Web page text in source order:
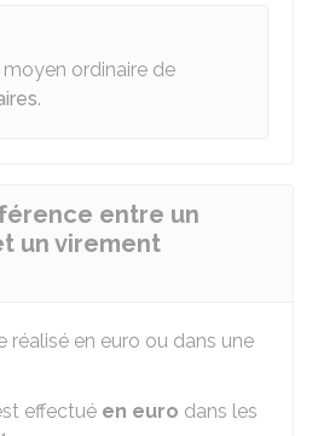
ordinaire de
.
entre un
un virement
réalisé en euro ou dans une
effectué en euro dans les